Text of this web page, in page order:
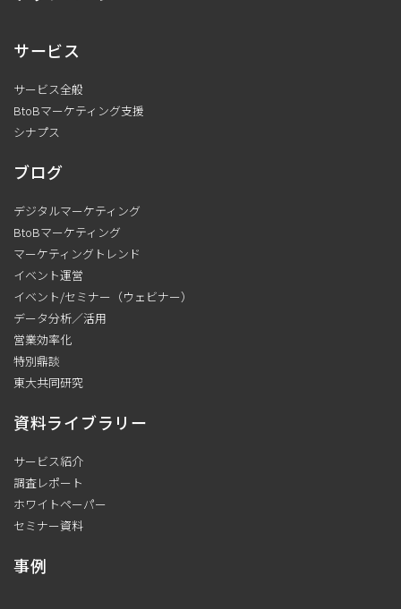
サービス
サービス全般
BtoBマーケティング支援
シナプス
ブログ
デジタルマーケティング
BtoBマーケティング
マーケティングトレンド
イベント運営
イベント/セミナー（ウェビナー）
データ分析／活用
営業効率化
特別鼎談
東大共同研究
資料ライブラリー
サービス紹介
調査レポート
ホワイトペーパー
セミナー資料
事例